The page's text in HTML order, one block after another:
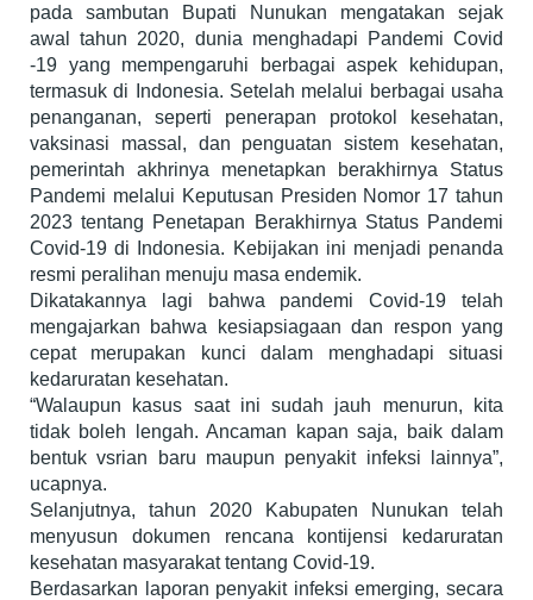
pada sambutan Bupati Nunukan mengatakan sejak
awal tahun 2020, dunia menghadapi Pandemi Covid
-19 yang mempengaruhi berbagai aspek kehidupan,
termasuk di Indonesia. Setelah melalui berbagai usaha
penanganan, seperti penerapan protokol kesehatan,
vaksinasi massal, dan penguatan sistem kesehatan,
pemerintah akhrinya menetapkan berakhirnya Status
Pandemi melalui Keputusan Presiden Nomor 17 tahun
2023 tentang Penetapan Berakhirnya Status Pandemi
Covid-19 di Indonesia. Kebijakan ini menjadi penanda
resmi peralihan menuju masa endemik.
Dikatakannya lagi bahwa pandemi Covid-19 telah
mengajarkan bahwa kesiapsiagaan dan respon yang
cepat merupakan kunci dalam menghadapi situasi
kedaruratan kesehatan.
“Walaupun kasus saat ini sudah jauh menurun, kita
tidak boleh lengah. Ancaman kapan saja, baik dalam
bentuk vsrian baru maupun penyakit infeksi lainnya”,
ucapnya.
Selanjutnya, tahun 2020 Kabupaten Nunukan telah
menyusun dokumen rencana kontijensi kedaruratan
kesehatan masyarakat tentang Covid-19.
Berdasarkan laporan penyakit infeksi emerging, secara